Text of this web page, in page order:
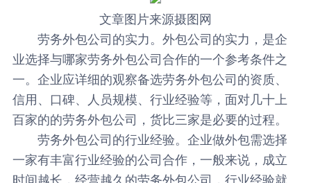
文章图片来源摄图网
劳务外包公司的实力。外包公司的实力，是企
业选择与哪家劳务外包公司合作的一个参考条件之
一。企业应详细的观察备选劳务外包公司的资质、
信用、口碑、人员规模、行业经验等，面对几十上
百家的的劳务外包公司，货比三家是必要的过程。
劳务外包公司的行业经验。企业做外包需选择
一家有丰富行业经验的公司合作，一般来说，成立
时间越长，经营越久的劳务外包公司，行业经验就